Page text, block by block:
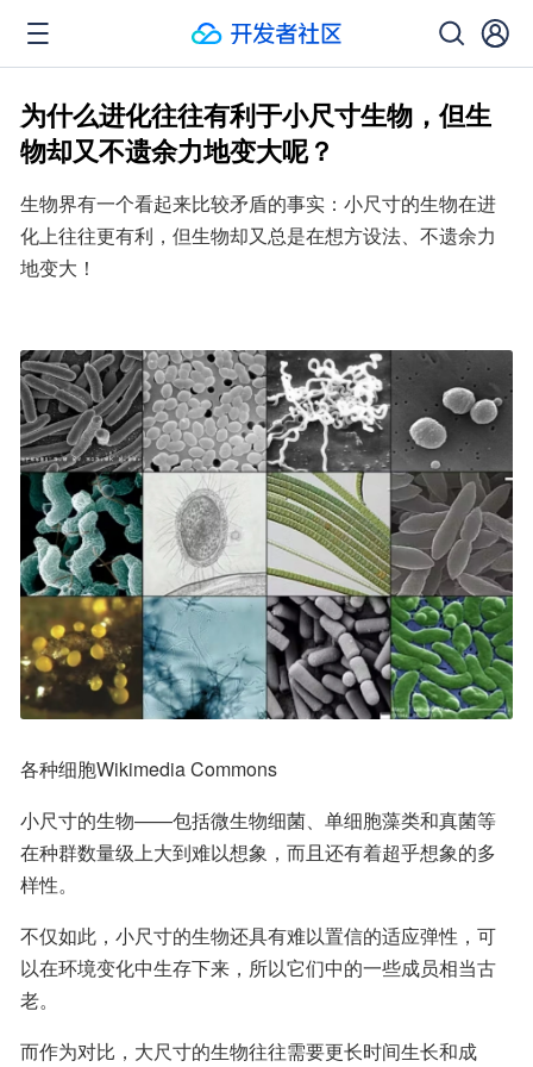
为什么进化往往有利于小尺寸生物，但生
物却又不遗余力地变大呢？
生物界有一个看起来比较矛盾的事实：小尺寸的生物在进
化上往往更有利，但生物却又总是在想方设法、不遗余力
地变大！
各种细胞Wikimedia Commons
小尺寸的生物——包括微生物细菌、单细胞藻类和真菌等
在种群数量级上大到难以想象，而且还有着超乎想象的多
样性。
不仅如此，小尺寸的生物还具有难以置信的适应弹性，可
以在环境变化中生存下来，所以它们中的一些成员相当古
老。
而作为对比，大尺寸的生物往往需要更长时间生长和成